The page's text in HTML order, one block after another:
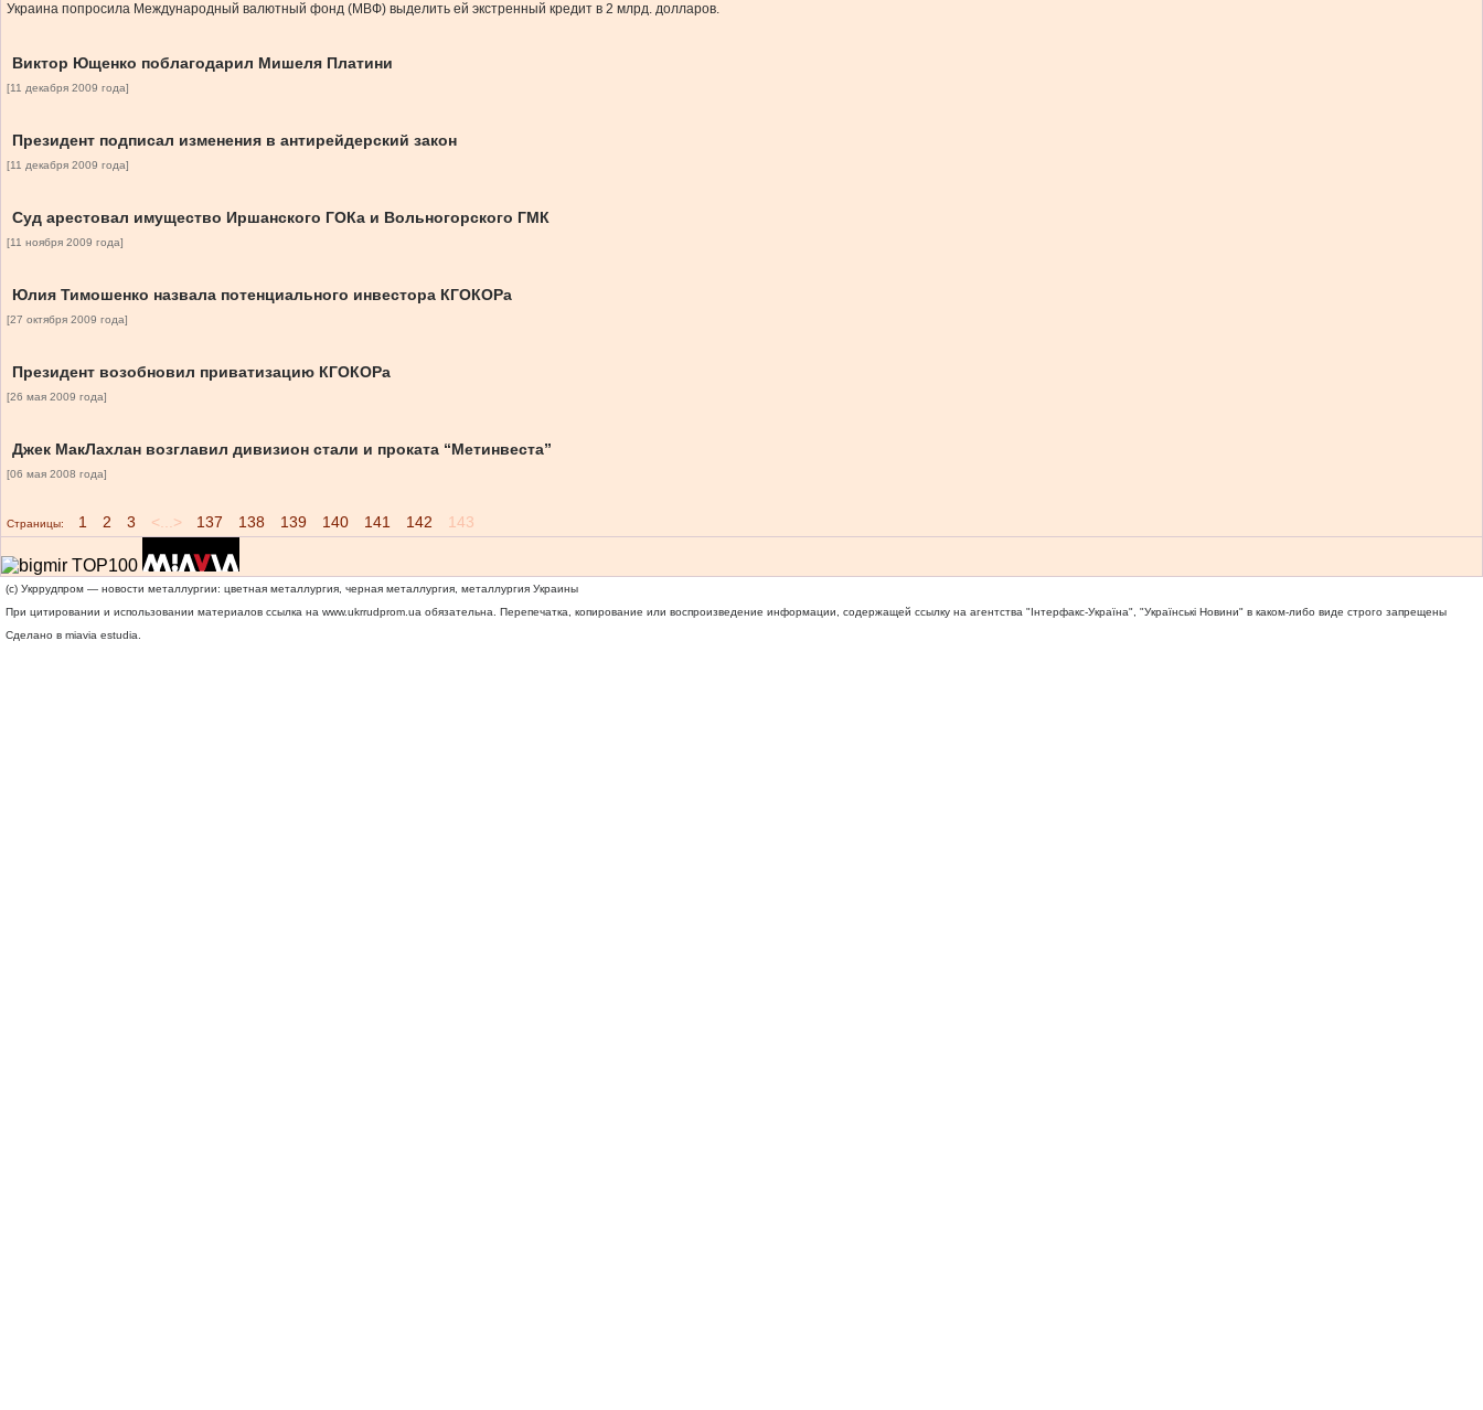
Украина попросила Международный валютный фонд (МВФ) выделить ей экстренный кредит в 2 млрд. долларов.
Виктор Ющенко поблагодарил Мишеля Платини
[11 декабря 2009 года]
Президент подписал изменения в антирейдерский закон
[11 декабря 2009 года]
Суд арестовал имущество Иршанского ГОКа и Вольногорского ГМК
[11 ноября 2009 года]
Юлия Тимошенко назвала потенциального инвестора КГОКОРа
[27 октября 2009 года]
Президент возобновил приватизацию КГОКОРа
[26 мая 2009 года]
Джек МакЛахлан возглавил дивизион стали и проката “Метинвеста”
[06 мая 2008 года]
Страницы: 1 2 3 <...> 137 138 139 140 141 142 143
(c) Укррудпром — новости металлургии: цветная металлургия, черная металлургия, металлургия Украины
При цитировании и использовании материалов ссылка на www.ukrrudprom.ua обязательна. Перепечатка, копирование или воспроизведение информации, содержащей ссылку на агентства "Iнтерфакс-Україна", "Українськi Новини" в каком-либо виде строго запрещены
Сделано в miavia estudia.